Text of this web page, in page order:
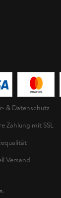
& Datenschutz
Zahlung mit SSL
Versand